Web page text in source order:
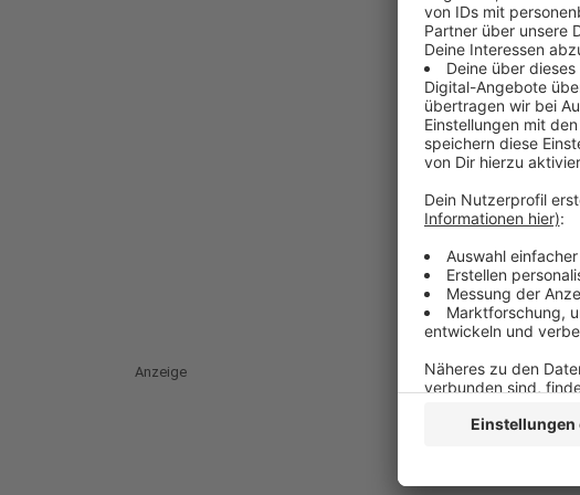
Anzeige